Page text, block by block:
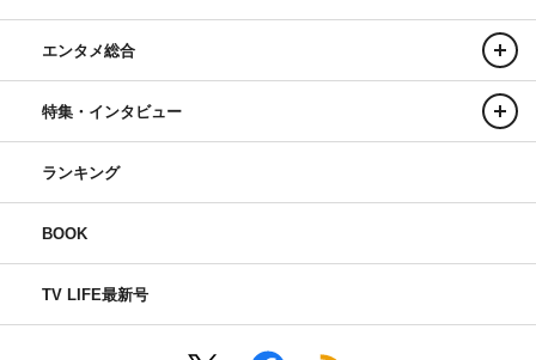
エンタメ総合
特集・インタビュー
ランキング
BOOK
TV LIFE最新号